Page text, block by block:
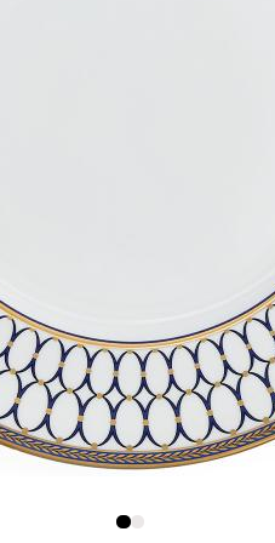
Lillemarkens
Oslo -
Erich Mogensøns
Åpent i dag 10-21
0 i butikk
Bryne/Jæren